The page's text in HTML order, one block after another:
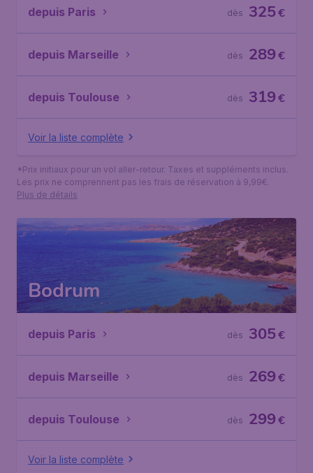
depuis Paris €
325
dès
depuis Marseille €
289
dès
depuis Toulouse €
319
dès
Voir la liste complète
*Prix initiaux pour un vol aller-retour. Taxes et suppléments inclus.
Les prix ne comprennent pas les frais de réservation à 9,99€.
Plus de détails
Bodrum
depuis Paris €
305
dès
depuis Marseille €
269
dès
depuis Toulouse €
299
dès
Voir la liste complète